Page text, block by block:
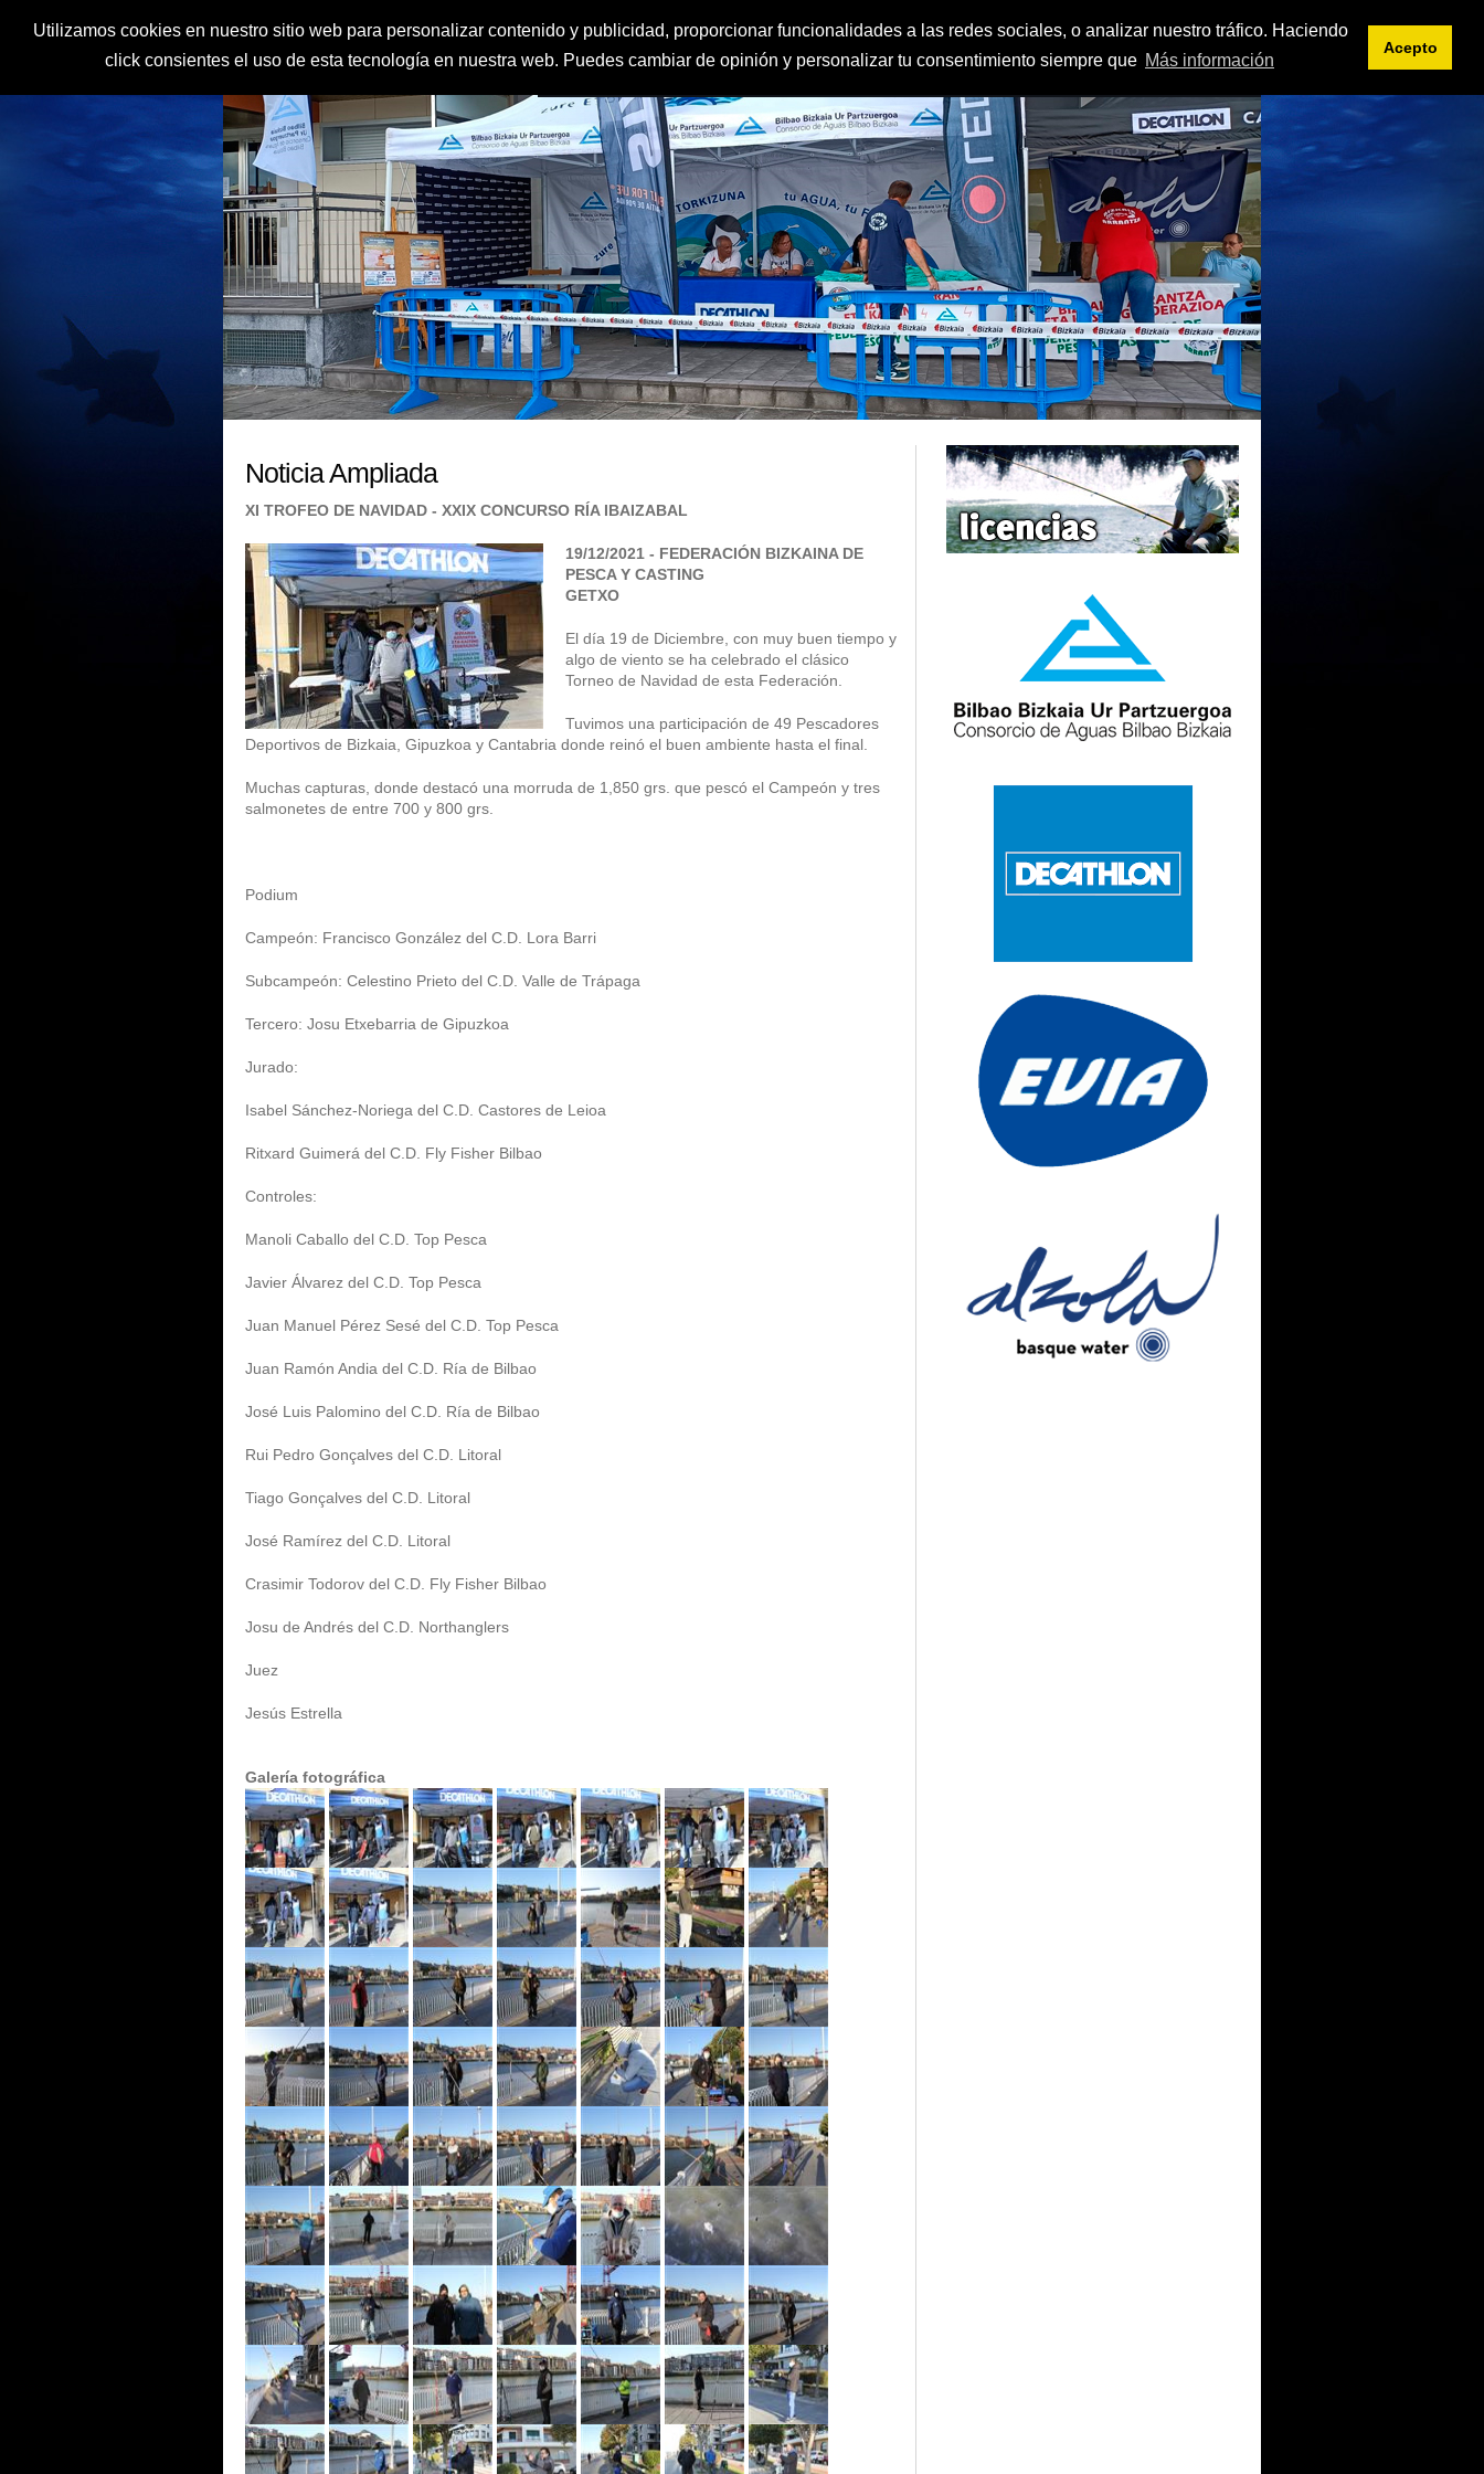
Utilizamos cookies en nuestro sitio web para personalizar contenido y publicidad, proporcionar funcionalidades a las redes sociales, o analizar nuestro tráfico. Haciendo
click consientes el uso de esta tecnología en nuestra web. Puedes cambiar de opinión y personalizar tu consentimiento siempre que Más información
Acepto
FEDERACIÓN CLUBES IGUALDAD Y PROTECCIÓN AL MENOR CLASIFICACIONES DOCUMENTOS
ENLACES
Noticia Ampliada
XI TROFEO DE NAVIDAD - XXIX CONCURSO RÍA IBAIZABAL
19/12/2021 - FEDERACIÓN BIZKAINA DE
PESCA Y CASTING
GETXO
El día 19 de Diciembre, con muy buen tiempo y
algo de viento se ha celebrado el clásico
Torneo de Navidad de esta Federación.
Tuvimos una participación de 49 Pescadores
Deportivos de Bizkaia, Gipuzkoa y Cantabria donde reinó el buen ambiente hasta el final.
Muchas capturas, donde destacó una morruda de 1,850 grs. que pescó el Campeón y tres
salmonetes de entre 700 y 800 grs.
Podium
Campeón: Francisco González del C.D. Lora Barri
Subcampeón: Celestino Prieto del C.D. Valle de Trápaga
Tercero: Josu Etxebarria de Gipuzkoa
Jurado:
Isabel Sánchez-Noriega del C.D. Castores de Leioa
Ritxard Guimerá del C.D. Fly Fisher Bilbao
Controles:
Manoli Caballo del C.D. Top Pesca
Javier Álvarez del C.D. Top Pesca
Juan Manuel Pérez Sesé del C.D. Top Pesca
Juan Ramón Andia del C.D. Ría de Bilbao
José Luis Palomino del C.D. Ría de Bilbao
Rui Pedro Gonçalves del C.D. Litoral
Tiago Gonçalves del C.D. Litoral
José Ramírez del C.D. Litoral
Crasimir Todorov del C.D. Fly Fisher Bilbao
Josu de Andrés del C.D. Northanglers
Juez
Jesús Estrella
Galería fotográfica